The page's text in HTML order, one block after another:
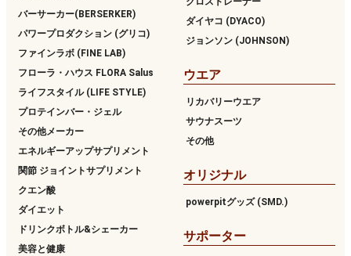
バーサーカー(BERSERKER)
パワープロダクション (グリコ)
ファインラボ (FINE LAB)
フローラ・ハウス FLORA Salus
ライフスタイル (LIFE STYLE)
プロテインバー・ジェル
その他メーカー
エネルギーアップサプリメント
関節 ジョイントサプリメント
クエン酸
ダイエット
ドリンクボトル&シェーカー
美容と健康
ダイヤコ (DYACO)
ジョンソン (JOHNSON)
ウエア
リカバリーウエア
サウナスーツ
その他
オリジナル
powerpitグッズ (SMD.)
サポーター